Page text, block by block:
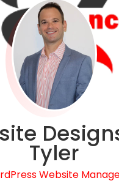
Tyler
Website